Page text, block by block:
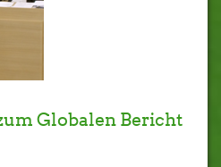
Globalen Bericht